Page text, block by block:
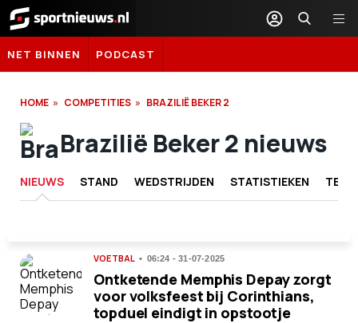
Sportnieuws.nl
NET BINNEN PODCAST
HOME COMPETITIES BRAZILIË BEKER 2
Brazilië Beker 2 nieuws
NIEUWS STAND WEDSTRIJDEN STATISTIEKEN
VOETBAL 06:24 - 31-07-2025
Ontketende Memphis Depay zorgt
voor volksfeest bij Corinthians,
topduel eindigt in opstootje